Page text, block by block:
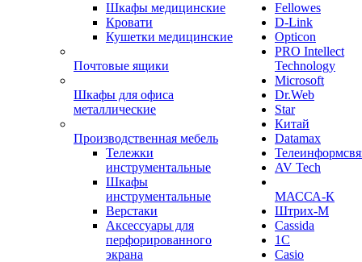
Шкафы медицинские
Кровати
Кушетки медицинские
Почтовые ящики
Шкафы для офиса
металлические
Производственная мебель
Тележки
инструментальные
Шкафы
инструментальные
Верстаки
Аксессуары для
перфорированного
экрана
Fellowes
D-Link
Opticon
PRO Intellect
Technology
Microsoft
Dr.Web
Star
Китай
Datamax
AV Tech
МАССА-К
Штрих-М
Cassida
1С
Casio